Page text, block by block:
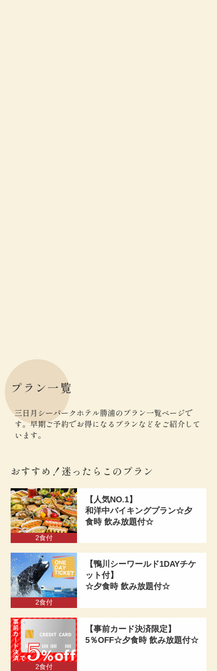
プラン一覧
三日月シーパークホテル勝浦のプラン一覧ページで
す。早期ご予約でお得になるプランなどをご紹介して
います。
おすすめ！迷ったらこのプラン
2食付
【人気NO.1】
和洋中バイキングプラン☆夕
食時 飲み放題付☆
2食付
【鴨川シーワールド1DAYチケ
ット付】
☆夕食時 飲み放題付☆
2食付
【事前カード決済限定】
5％OFF☆夕食時 飲み放題付☆